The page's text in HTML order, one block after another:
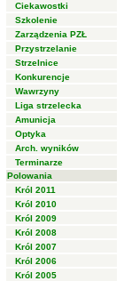
Ciekawostki
Szkolenie
Zarządzenia PZŁ
Przystrzelanie
Strzelnice
Konkurencje
Wawrzyny
Liga strzelecka
Amunicja
Optyka
Arch. wyników
Terminarze
Polowania
Król 2011
Król 2010
Król 2009
Król 2008
Król 2007
Król 2006
Król 2005